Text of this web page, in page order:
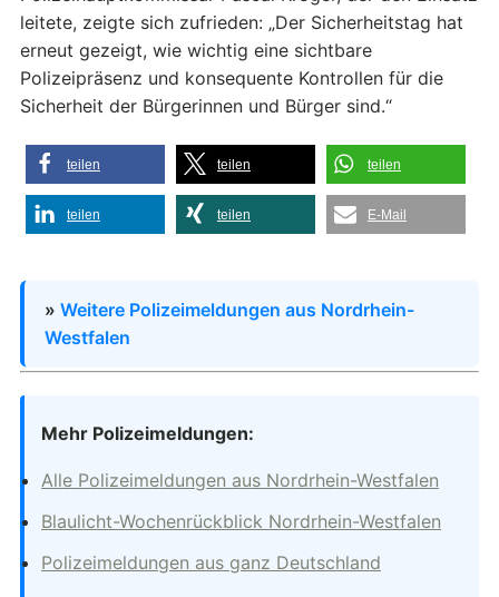
leitete, zeigte sich zufrieden: „Der Sicherheitstag hat
erneut gezeigt, wie wichtig eine sichtbare
Polizeipräsenz und konsequente Kontrollen für die
Sicherheit der Bürgerinnen und Bürger sind.“
teilen teilen teilen
teilen teilen E-Mail
» Weitere Polizeimeldungen aus Nordrhein-
Westfalen
Mehr Polizeimeldungen:
Alle Polizeimeldungen aus Nordrhein-Westfalen
Blaulicht-Wochenrückblick Nordrhein-Westfalen
Polizeimeldungen aus ganz Deutschland